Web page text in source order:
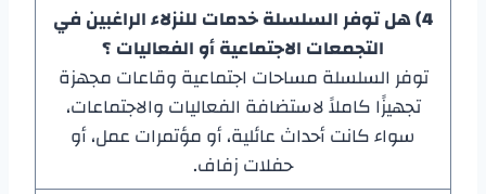
4) هل توفر السلسلة خدمات للنزلاء الراغبين في
التجمعات الاجتماعية أو الفعاليات ؟
توفر السلسلة مساحات اجتماعية وقاعات مجهزة
تجهيزًا كاملاً لاستضافة الفعاليات والاجتماعات،
سواء كانت أحداث عائلية، أو مؤتمرات عمل، أو
حفلات زفاف.